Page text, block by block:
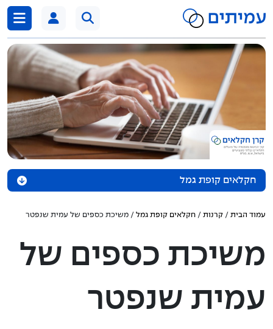
לדלג לתוכן
חקלאים קופת גמל
אודות הקופה
משיכת כספים של עמית שנפטר
עמוד הבית / קרנות / חקלאים קופת גמל / משיכת כספים של עמית שנפטר
משיכת כספים של
עמית שנפטר